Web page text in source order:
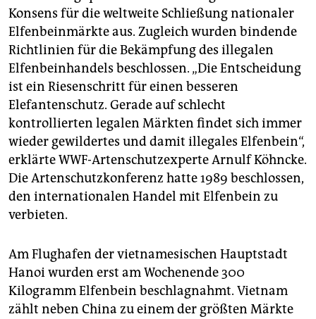
Konsens für die weltweite Schließung nationaler
Elfenbeinmärkte aus. Zugleich wurden bindende
Richtlinien für die Bekämpfung des illegalen
Elfenbeinhandels beschlossen. „Die Entscheidung
ist ein Riesenschritt für einen besseren
Elefantenschutz. Gerade auf schlecht
kontrollierten legalen Märkten findet sich immer
wieder gewildertes und damit illegales Elfenbein“,
erklärte WWF-Artenschutzexperte Arnulf Köhncke.
Die Artenschutzkonferenz hatte 1989 beschlossen,
den internationalen Handel mit Elfenbein zu
verbieten.
Am Flughafen der vietnamesischen Hauptstadt
Hanoi wurden erst am Wochenende 300
Kilogramm Elfenbein beschlagnahmt. Vietnam
zählt neben China zu einem der größten Märkte